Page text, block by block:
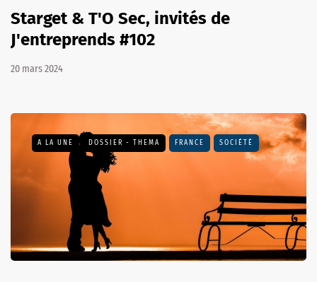
Starget & T'O Sec, invités de
J'entreprends #102
20 mars 2024
A LA UNE DOSSIER - THEMA FRANCE SOCIÉTÉ